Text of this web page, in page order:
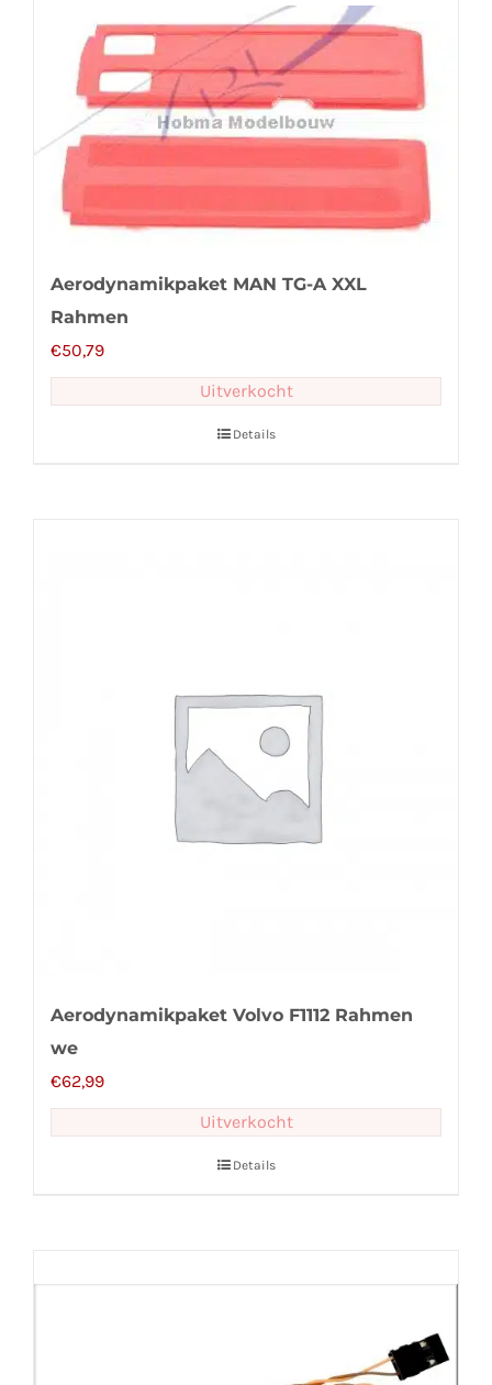
Aerodynamikpaket MAN TG-A XXL
Rahmen
€50,79
Uitverkocht
Details
Aerodynamikpaket Volvo F1112 Rahmen
we
€62,99
Uitverkocht
Details